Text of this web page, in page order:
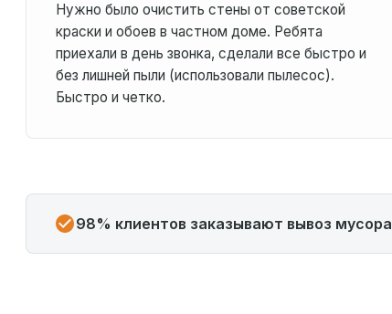
Нужно было очистить стены от советской
краски и обоев в частном доме. Ребята
приехали в день звонка, сделали все быстро и
без лишней пыли (использовали пылесос).
Быстро и четко.
98% клиентов заказывают вывоз